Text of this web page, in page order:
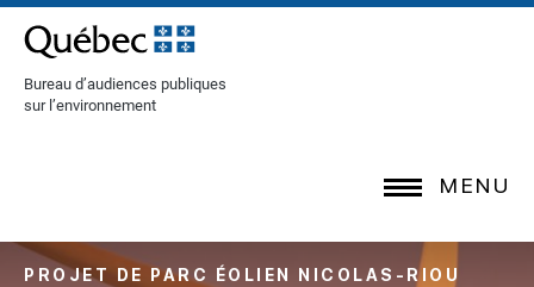
[Common.SkipToContent]
Bureau d’audiences publiques
sur l’environnement
MENU
PROJET DE PARC ÉOLIEN NICOLAS-RIOU